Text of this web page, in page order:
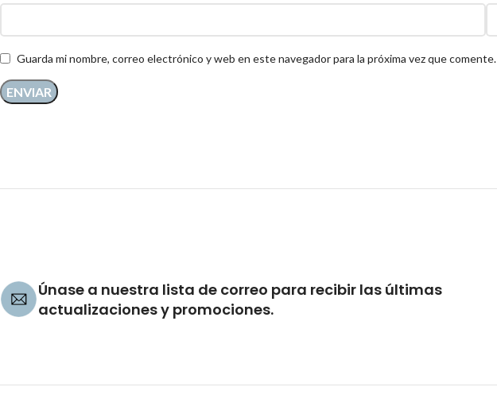
Guarda mi nombre, correo electrónico y web en este navegador para la próxima vez que comente.
Únase a nuestra lista de correo para recibir las últimas
actualizaciones y promociones.